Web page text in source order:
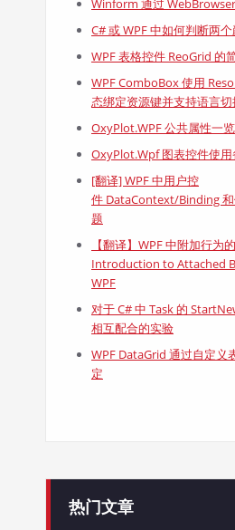
Winform 通过 WebBrowser
C# 或 WPF 中如何判断两
WPF 表格控件 ReoGrid 的
WPF ComboBox 使用
态绑定资源键并支持语言切
OxyPlot.WPF 公共属性一览
OxyPlot.Wpf 图表控件使用
[翻译] WPF 中用户控
件 DataContext/Binding
题
【翻译】WPF 中附加行为
Introduction to Attached
WPF
对于 C# 中 Task 的
相互配合的实验
WPF DataGrid 通过自定义
定
热门文章